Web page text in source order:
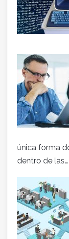
única forma
dentro de las…